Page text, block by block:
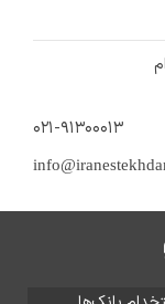
۰۲۱-۹۱۳۰۰۰۱۳